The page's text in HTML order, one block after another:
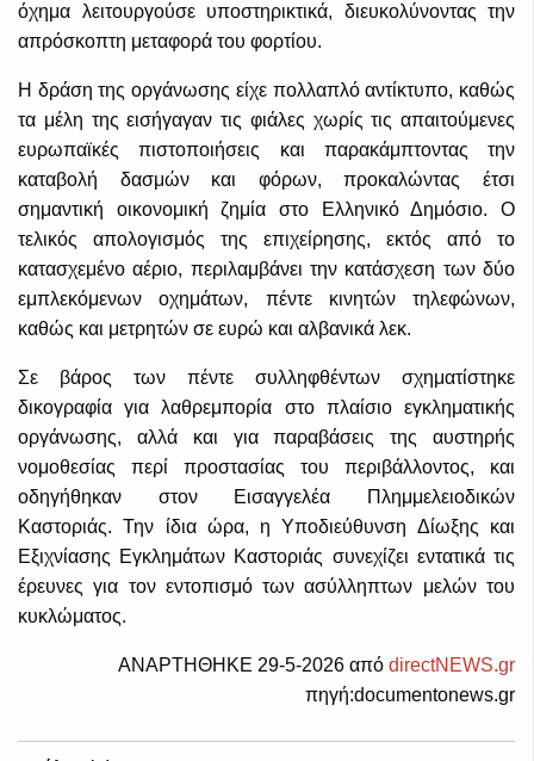
όχημα λειτουργούσε υποστηρικτικά, διευκολύνοντας την
απρόσκοπτη μεταφορά του φορτίου.
Η δράση της οργάνωσης είχε πολλαπλό αντίκτυπο, καθώς
τα μέλη της εισήγαγαν τις φιάλες χωρίς τις απαιτούμενες
ευρωπαϊκές πιστοποιήσεις και παρακάμπτοντας την
καταβολή δασμών και φόρων, προκαλώντας έτσι
σημαντική οικονομική ζημία στο Ελληνικό Δημόσιο. Ο
τελικός απολογισμός της επιχείρησης, εκτός από το
κατασχεμένο αέριο, περιλαμβάνει την κατάσχεση των δύο
εμπλεκόμενων οχημάτων, πέντε κινητών τηλεφώνων,
καθώς και μετρητών σε ευρώ και αλβανικά λεκ.
Σε βάρος των πέντε συλληφθέντων σχηματίστηκε
δικογραφία για λαθρεμπορία στο πλαίσιο εγκληματικής
οργάνωσης, αλλά και για παραβάσεις της αυστηρής
νομοθεσίας περί προστασίας του περιβάλλοντος, και
οδηγήθηκαν στον Εισαγγελέα Πλημμελειοδικών
Καστοριάς. Την ίδια ώρα, η Υποδιεύθυνση Δίωξης και
Εξιχνίασης Εγκλημάτων Καστοριάς συνεχίζει εντατικά τις
έρευνες για τον εντοπισμό των ασύλληπτων μελών του
κυκλώματος.
ΑΝΑΡΤΗΘΗΚΕ 29-5-2026 από directNEWS.gr
πηγή:documentonews.gr